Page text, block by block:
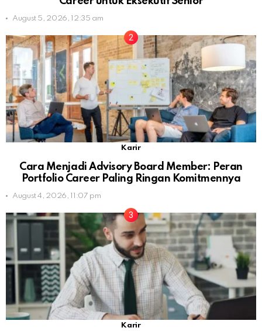
August 5, 2026, 12:35 am
Karir
Cara Menjadi Advisory Board Member: Peran
Portfolio Career Paling Ringan Komitmennya
August 4, 2026, 11:07 pm
Karir